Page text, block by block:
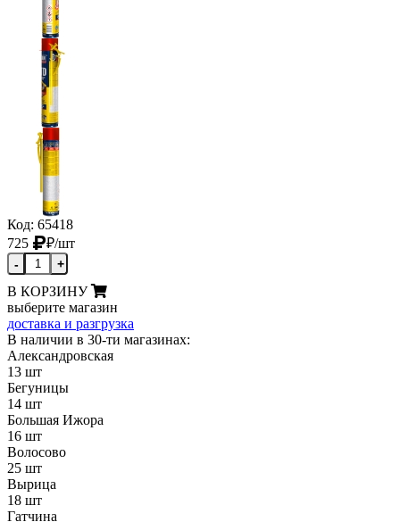
Код: 65418
725
₽/шт
- +
В КОРЗИНУ
выберите магазин
доставка и разгрузка
В наличии в 30-ти магазинах:
Александровская
13 шт
Бегуницы
14 шт
Большая Ижора
16 шт
Волосово
25 шт
Вырица
18 шт
Гатчина